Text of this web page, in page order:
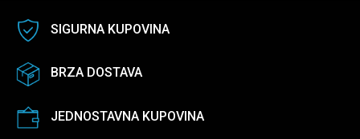
SIGURNA KUPOVINA
BRZA DOSTAVA
JEDNOSTAVNA KUPOVINA